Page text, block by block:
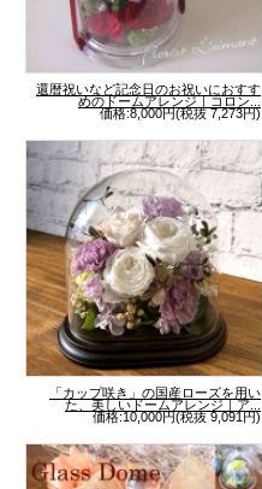
還暦祝いなど記念日のお祝いにおすす
めのドームアレンジ｜コロン...
価格:8,000円(税抜 7,273円)
「カップ咲き」の国産ローズを用い
た、美しいドームアレンジ｜ア...
価格:10,000円(税抜 9,091円)